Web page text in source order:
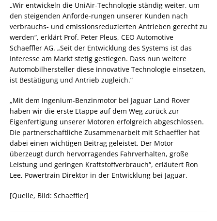
„Wir entwickeln die UniAir-Technologie ständig weiter, um
den steigenden Anforde-rungen unserer Kunden nach
verbrauchs- und emissionsreduzierten Antrieben gerecht zu
werden“, erklärt Prof. Peter Pleus, CEO Automotive
Schaeffler AG. „Seit der Entwicklung des Systems ist das
Interesse am Markt stetig gestiegen. Dass nun weitere
Automobilhersteller diese innovative Technologie einsetzen,
ist Bestätigung und Antrieb zugleich.“
„Mit dem Ingenium-Benzinmotor bei Jaguar Land Rover
haben wir die erste Etappe auf dem Weg zurück zur
Eigenfertigung unserer Motoren erfolgreich abgeschlossen.
Die partnerschaftliche Zusammenarbeit mit Schaeffler hat
dabei einen wichtigen Beitrag geleistet. Der Motor
überzeugt durch hervorragendes Fahrverhalten, große
Leistung und geringen Kraftstoffverbrauch“, erläutert Ron
Lee, Powertrain Direktor in der Entwicklung bei Jaguar.
[Quelle, Bild: Schaeffler]